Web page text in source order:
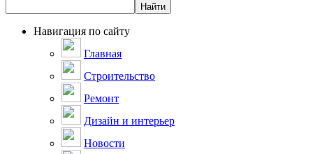
Навигация по сайту
Главная
Строительство
Ремонт
Дизайн и интерьер
Новости